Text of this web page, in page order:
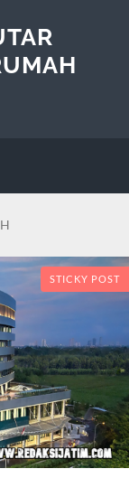
STICKY POST